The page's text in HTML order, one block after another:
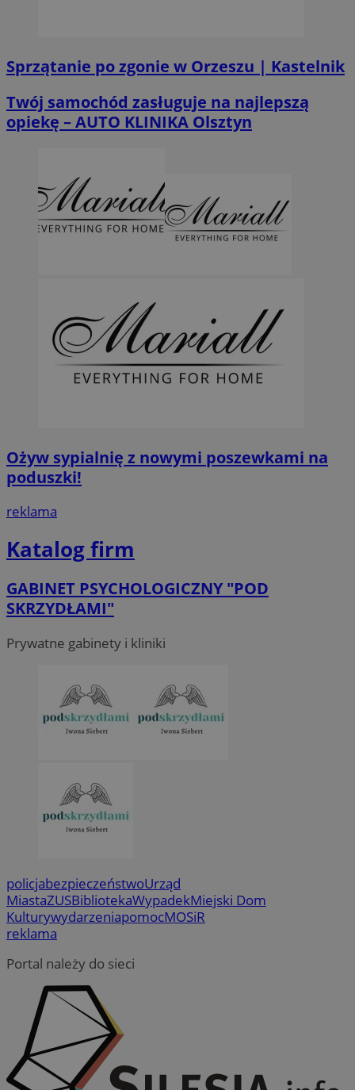
Sprzątanie po zgonie w Orzeszu | Kastelnik
Twój samochód zasługuje na najlepszą
opiekę – AUTO KLINIKA Olsztyn
Ożyw sypialnię z nowymi poszewkami na
poduszki!
reklama
Katalog firm
GABINET PSYCHOLOGICZNY "POD
SKRZYDŁAMI"
Prywatne gabinety i kliniki
policjabezpieczeństwoUrząd
MiastaZUSBibliotekaWypadekMiejski Dom
KulturywydarzeniapomocMOSiR
reklama
Portal należy do sieci